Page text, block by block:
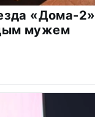
«Дома-2»
мужем